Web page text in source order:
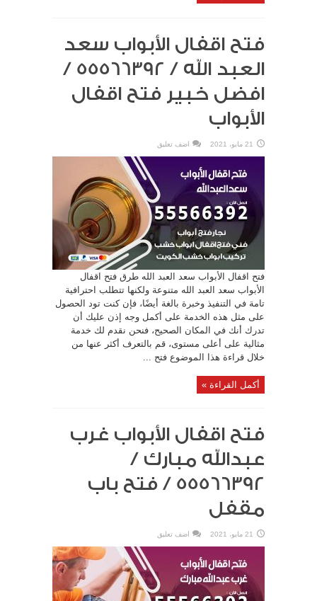
فتح اقفال الأبواب سعد
العبد الله / 55566392 /
افضل خبير فتح اقفال
الأبواب
21 مايو، 2021 اضف تعليق
فتح اقفال الأبواب سعد العبد الله طرق فتح اقفال
الأبواب سعد العبد الله متنوعة ولكنها تتطلب احترافية
تامة في التنفيذ وخبرة بالغة أيضًا، فإن كنت تود الحصول
على مثل هذه الخدمة على أكمل وجه إذن عليك أن
تدرك أنك في المكان الصحيح، فنحن نقدم لك خدمة
مثالية على أعلى مستوى، قم بالتعرف أكثر عنها من
خلال قراءة هذا الموضوع فتح ...
أكمل القراءة »
فتح اقفال الأبواب غرب
عبدالله مبارك /
55566392 / فتح باب
مقفل
21 مايو، 2021 اضف تعليق